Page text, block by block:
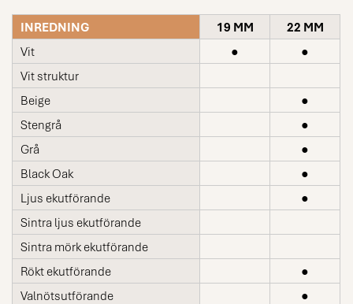
INREDNING 19 MM
22 MM
Vit
●
●
Vit struktur
Beige
●
Stengrå
●
Grå
●
Black Oak
●
Ljus ekutförande
●
Sintra ljus ekutförande
Sintra mörk ekutförande
Rökt ekutförande
●
Valnötsutförande
●